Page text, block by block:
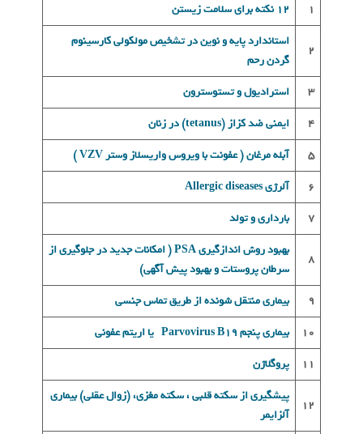
1 12 نکته برای سلامت زيستن
2
استاندارد پايه و نوين در تشخيص مولکولی کارسينوم
گردن رحم
3
استراديول و تستوسترون
4
ايمنی ضد کزاز (tetanus) در زنان
5
آبله مرغان ( عفونت با ویروس واریسلاز وستر VZV )
6
آلرژی Allergic diseases
7
بارداری و تولد
8
بهبود روش اندازگيری PSA ( امکانات جدید در جلوگیری از
سرطان پروستات و بهبود پیش آگهی)
9
بیماری منتقل شونده از طریق تماس جنسی
10
بيماری پنجم Parvovirus B19 یا اریتم عفونی
11
پروگلاژن
12
پیشگیری از سکته قلبی ، سکته مغزی، (زوال عقلی) بیماری
آلزایمر